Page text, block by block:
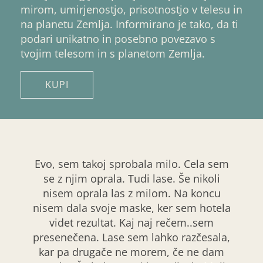
mirom, umirjenostjo, prisotnostjo v telesu in
na planetu Zemlja. Informirano je tako, da ti
podari unikatno in posebno povezavo s
tvojim telesom in s planetom Zemlja.
KUPI
Priprave na prvega dobrega gospoda
hvala Maša Plaznik in Žarek sreče za